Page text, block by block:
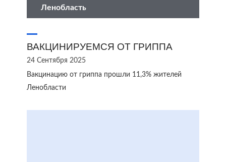
Ленобласть
ВАКЦИНИРУЕМСЯ ОТ ГРИППА
24 Сентября 2025
Вакцинацию от гриппа прошли 11,3% жителей
Ленобласти